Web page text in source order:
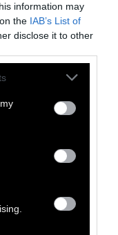
information may
the IAB’s List of
disclose it to other
του
να
μπορεί να
που
αγάπη για
και